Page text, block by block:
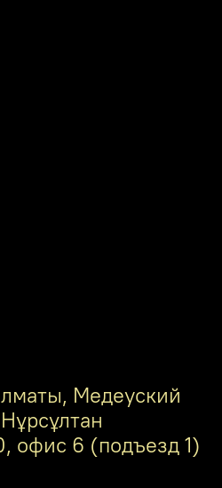
Медеуский
офис 6 (подъезд 1)